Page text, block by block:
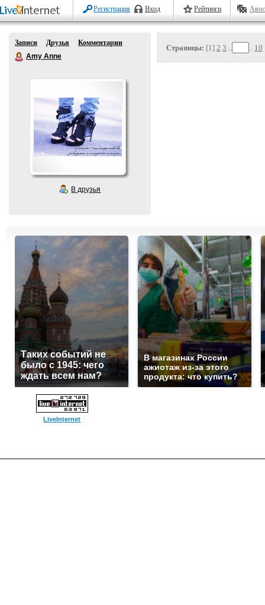
Регистрация Вход Рейтинги
Записи Друзья
Комментарии
Amy Anne
В друзья
Страницы: [1] 2 3 .. .. 10
Таких событий не
было с 1945: чего
ждать всем нам?
В магазинах России
ажиотаж из-за этого
продукта: что купить?
LiveInternet